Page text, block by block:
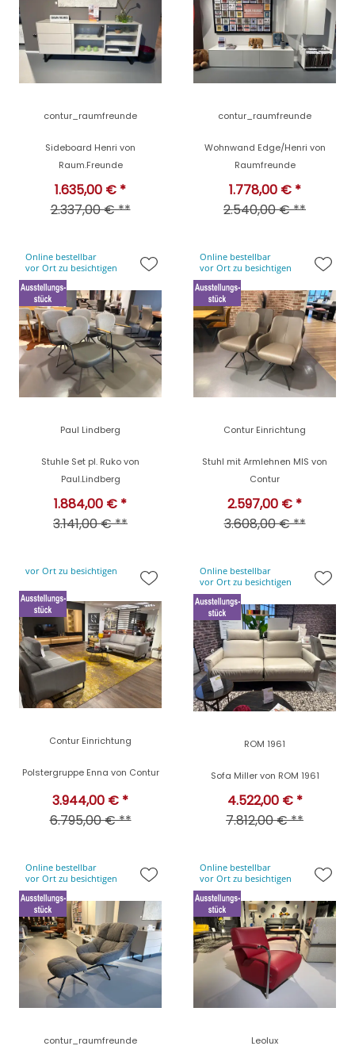
contur_raumfreunde
Sideboard Henri von
Raum.Freunde
1.635,00 € *
2.337,00 € **
contur_raumfreunde
Wohnwand Edge/Henri von
Raumfreunde
1.778,00 € *
2.540,00 € **
Online bestellbar
vor Ort zu besichtigen
Paul Lindberg
Stuhle Set pl. Ruko von
Paul.Lindberg
1.884,00 € *
3.141,00 € **
Online bestellbar
vor Ort zu besichtigen
Contur Einrichtung
Stuhl mit Armlehnen MIS von
Contur
2.597,00 € *
3.608,00 € **
vor Ort zu besichtigen
Contur Einrichtung
Polstergruppe Enna von Contur
3.944,00 € *
6.795,00 € **
Online bestellbar
vor Ort zu besichtigen
ROM 1961
Sofa Miller von ROM 1961
4.522,00 € *
7.812,00 € **
Online bestellbar
vor Ort zu besichtigen
contur_raumfreunde
Online bestellbar
vor Ort zu besichtigen
Leolux